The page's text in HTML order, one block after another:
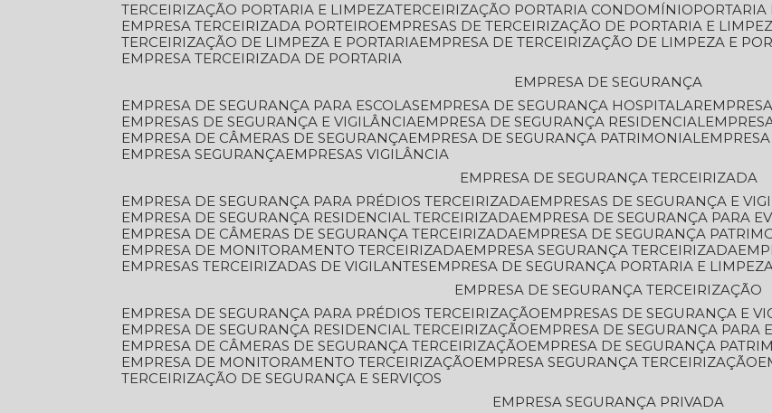
TERCEIRIZAÇÃO PORTARIA E LIMPEZA TERCEIRIZAÇÃO PORTARIA CONDOMÍNIO
EMPRESA TERCEIRIZADA PORTEIRO
EMPRESAS DE TERCEIRIZAÇÃO DE PORTARIA E
TERCEIRIZAÇÃO DE LIMPEZA E PORTARIA
EMPRESA DE TERCEIRIZAÇÃO DE LIMPEZA E
EMPRESA TERCEIRIZADA DE PORTARIA
EMPRESA DE SEGURANÇA
EMPRESA DE SEGURANÇA PARA ESCOLAS
EMPRESA DE SEGURANÇA HOSPITALAR
EMPRESAS DE SEGURANÇA E VIGILÂNCIA
EMPRESA DE SEGURANÇA RESIDENCIAL
EMPRESA DE CÂMERAS DE SEGURANÇA
EMPRESA DE SEGURANÇA PATRIMONIAL
EMPRESA SEGURANÇA
EMPRESAS VIGILÂNCIA
EMPRESA DE SEGURANÇA TERCEIRIZADA
EMPRESA DE SEGURANÇA PARA PRÉDIOS TERCEIRIZADA
EMPRESAS DE SEGURANÇA E
EMPRESA DE SEGURANÇA RESIDENCIAL TERCEIRIZADA
EMPRESA DE SEGURANÇA PARA
EMPRESA DE CÂMERAS DE SEGURANÇA TERCEIRIZADA
EMPRESA DE SEGURANÇA
EMPRESA DE MONITORAMENTO TERCEIRIZADA
EMPRESA SEGURANÇA TERCEIRIZADA
EMPRESAS TERCEIRIZADAS DE VIGILANTES
EMPRESA DE SEGURANÇA PORTARIA E
EMPRESA DE SEGURANÇA TERCEIRIZAÇÃO
EMPRESA DE SEGURANÇA PARA PRÉDIOS TERCEIRIZAÇÃO
EMPRESAS DE SEGURANÇA E
EMPRESA DE SEGURANÇA RESIDENCIAL TERCEIRIZAÇÃO
EMPRESA DE SEGURANÇA PARA
EMPRESA DE CÂMERAS DE SEGURANÇA TERCEIRIZAÇÃO
EMPRESA DE SEGURANÇA
EMPRESA DE MONITORAMENTO TERCEIRIZAÇÃO
EMPRESA SEGURANÇA TERCEIRIZAÇÃO
TERCEIRIZAÇÃO DE SEGURANÇA E SERVIÇOS
EMPRESA SEGURANÇA PRIVADA